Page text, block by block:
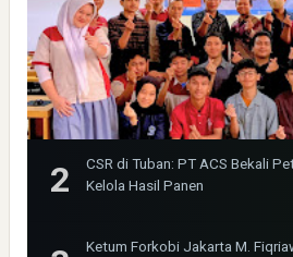
CSR di Tuban: PT ACS Bekali
Kelola Hasil Panen
Ketum Forkobi Jakarta M.